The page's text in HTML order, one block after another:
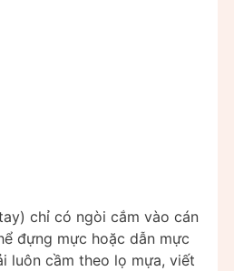
chỉ có ngòi cắm vào cán
đựng mực hoặc dẫn mực
luôn cầm theo lọ mựa, viết